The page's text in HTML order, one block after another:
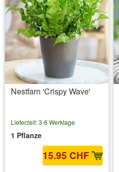
Nestfarn 'Crispy Wave'
Lieferzeit: 3-6 Werktage
1 Pflanze
15.95 CHF